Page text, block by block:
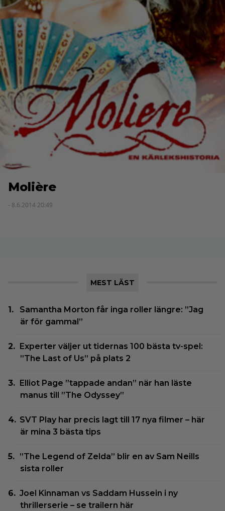
Molière
- 8.6.2014 20:49
MEST LÄST
Samantha Morton får inga roller längre: ”Jag
är för gammal”
Experter väljer ut tidernas 100 bästa tv-spel:
”The Last of Us” på plats 2
Elliot Page ”tappade andan” när han läste
manus till ”The Odyssey”
SVT Play har precis lagt till 17 nya filmer – här
är mina 3 bästa tips
”The Legend of Zelda” blir en av Sam Neills
sista roller
Joel Kinnaman vs Saddam Hussein i ny
thrillerserie – se trailern här